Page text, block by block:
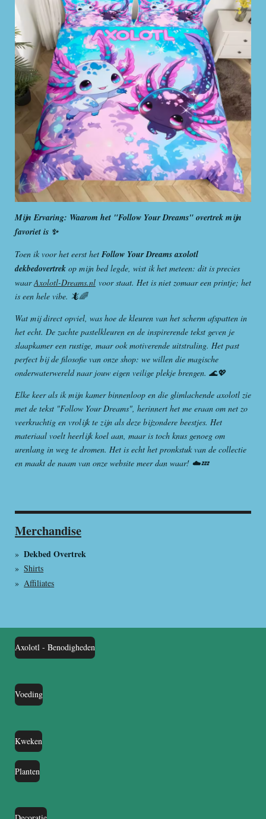
Mijn Ervaring: Waarom het "Follow Your Dreams" overtrek mijn
favoriet is ✨
Toen ik voor het eerst het Follow Your Dreams axolotl
dekbedovertrek op mijn bed legde, wist ik het meteen: dit is precies
waarAxolotl-Dreams.nl voor staat. Het is niet zomaar een printje; het
is een hele vibe. 🦎🌈
Wat mij direct opviel, was hoe de kleuren van het scherm afspatten in
het echt. De zachte pastelkleuren en de inspirerende tekst geven je
slaapkamer een rustige, maar ook motiverende uitstraling. Het past
perfect bij de filosofie van onze shop: we willen die magische
onderwaterwereld naar jouw eigen veilige plekje brengen. 🌊💖
Elke keer als ik mijn kamer binnenloop en die glimlachende axolotl zie
met de tekst "Follow Your Dreams", herinnert het me eraan om net zo
veerkrachtig en vrolijk te zijn als deze bijzondere beestjes. Het
materiaal voelt heerlijk koel aan, maar is toch knus genoeg om
urenlang in weg te dromen. Het is echt het pronkstuk van de collectie
en maakt de naam van onze website meer dan waar! ☁️💤
Merchandise
Dekbed Overtrek
Shirts
Affiliates
Axolotl - Benodigheden
Voeding
Kweken
Planten